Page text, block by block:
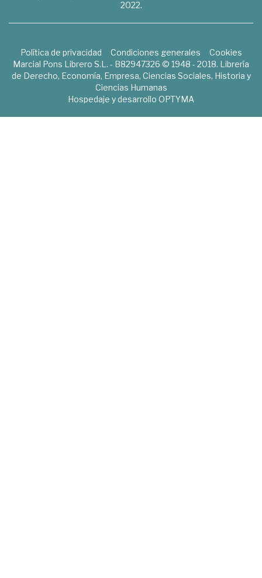
2022.
Política de privacidad Condiciones generales
Cookies
Marcial Pons Librero S.L. - B82947326 © 1948 - 2018. Librería
de Derecho, Economía, Empresa, Ciencias Sociales, Historia y
Ciencias Humanas
Hospedaje y desarrollo OPTYMA